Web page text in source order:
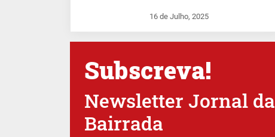
16 de Julho, 2025
Subscreva!
Newsletter Jornal da
Bairrada